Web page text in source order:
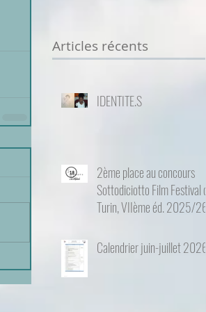
Articles récents
IDENTITE.S
2ème place au concours
Sottodiciotto Film Festival de
Turin, VIIème éd. 2025/26
Calendrier juin-juillet 2026